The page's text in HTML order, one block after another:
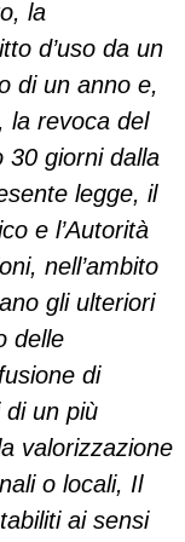
la
d’uso da un
di un anno e,
la revoca del
30 giorni dalla
legge, il
e l’Autorità
nell’ambito
gli ulteriori
delle
di
di un più
valorizzazione
o locali, Il
ai sensi